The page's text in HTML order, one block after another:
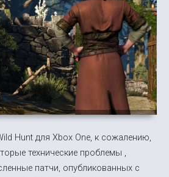
Hunt для Xbox One, к сожалению,
технические проблемы ,
патчи, опубликованных с